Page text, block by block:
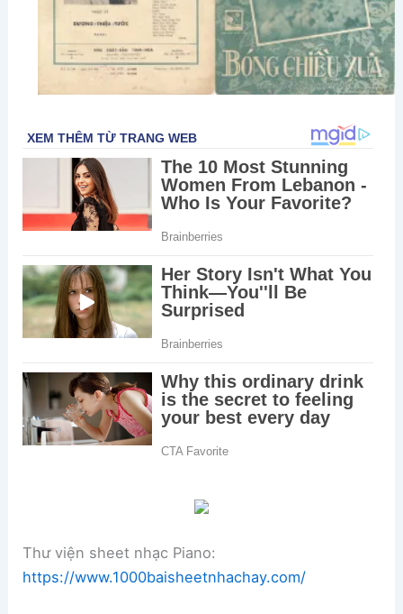
Thư viện sheet nhạc Piano:
https://www.1000baisheetnhachay.com/